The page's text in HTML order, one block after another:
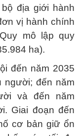
địa giới hành
vị hành chính
mô lập quy
ha).
đến năm 2035
người; đến năm
và đến năm
Giai đoạn đến
cơ bản giữ ổn